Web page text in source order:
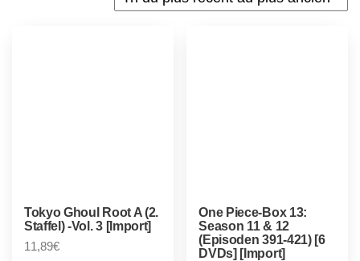
Tokyo Ghoul Root A (2.
Staffel) -Vol. 3 [Import]
11,89€
One Piece-Box 13:
Season 11 & 12
(Episoden 391-421) [6
DVDs] [Import]